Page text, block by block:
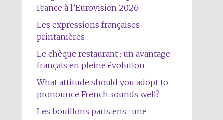
France à l’Eurovision 2026
Les expressions françaises
printanières
Le chèque restaurant : un avantage
français en pleine évolution
What attitude should you adopt to
pronounce French sounds well?
Les bouillons parisiens : une